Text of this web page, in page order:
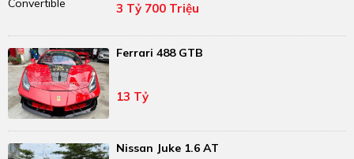
3 Tỷ 700 Triệu
Ferrari 488 GTB
13 Tỷ
Nissan Juke 1.6 AT